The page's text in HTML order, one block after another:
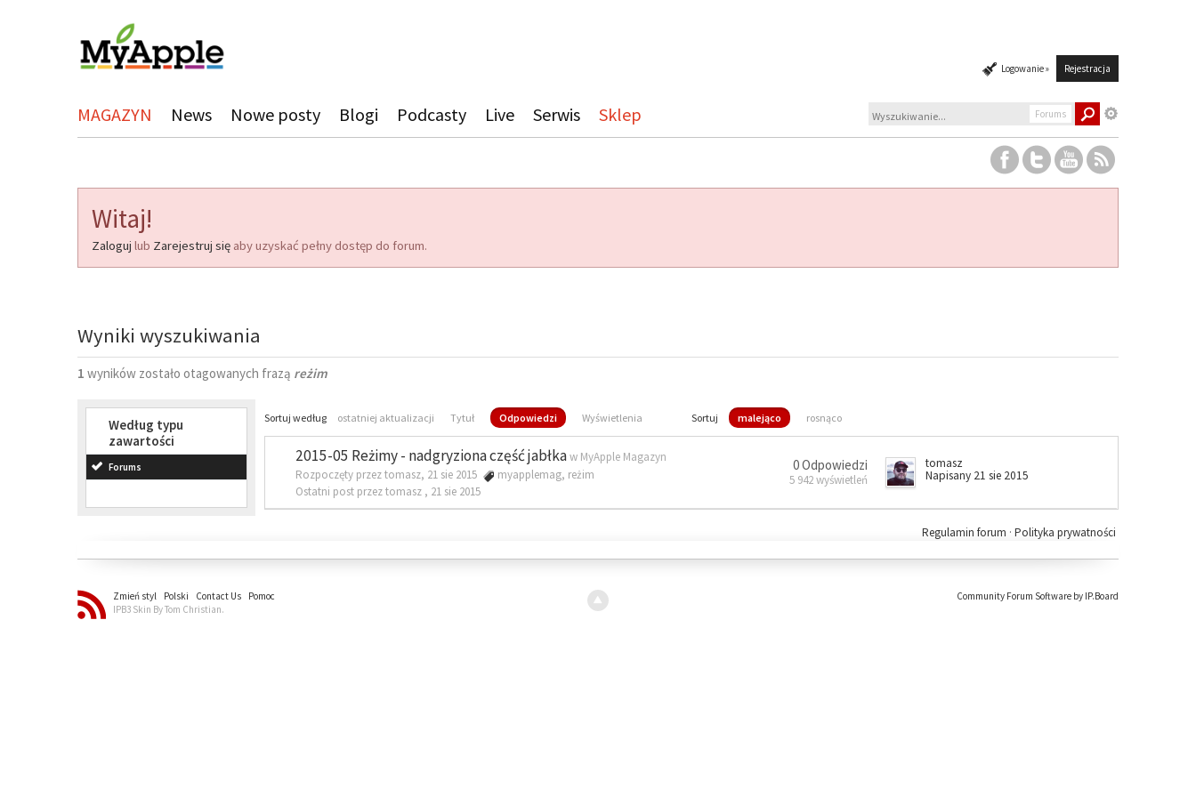
Logowanie » Rejestracja
MAGAZYN News Nowe posty Blogi Podcasty Live Serwis Sklep Forums
Witaj!
Zaloguj lub Zarejestruj się aby uzyskać pełny dostęp do forum.
Wyniki wyszukiwania
1 wyników zostało otagowanych frazą reżim
Według typu
zawartości
Forums
Sortuj według ostatniej aktualizacji Tytuł Odpowiedzi Wyświetlenia Sortuj malejąco rosnąco
2015-05 Reżimy - nadgryziona część jabłkaw MyApple Magazyn
Rozpoczęty przez tomasz, 21 sie 2015
myapplemag, reżim
Ostatni post przez tomasz , 21 sie 2015
0 Odpowiedzi
5 942 wyświetleń
tomasz
Napisany 21 sie 2015
Polityka prywatności
Regulamin forum ·
Zmień styl Polski Contact Us
Pomoc
IPB3 Skin By Tom Christian.
Community Forum Software by IP.Board